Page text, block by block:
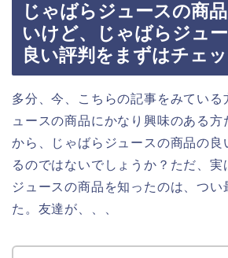
じゃばらジュースの商
いけど、じゃばらジュ
良い評判をまずはチェ
多分、今、こちらの記事をみている
ュースの商品にかなり興味のある
から、じゃばらジュースの商品の良
るのではないでしょうか？ただ、実
ジュースの商品を知ったのは、つい
た。友達が、、、